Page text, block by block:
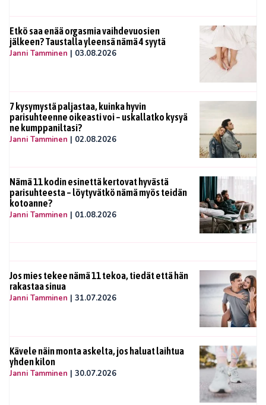
Etkö saa enää orgasmia vaihdevuosien
jälkeen? Taustalla yleensä nämä 4 syytä
Janni Tamminen | 03.08.2026
7 kysymystä paljastaa, kuinka hyvin
parisuhteenne oikeasti voi – uskallatko kysyä
ne kumppaniltasi?
Janni Tamminen | 02.08.2026
Nämä 11 kodin esinettä kertovat hyvästä
parisuhteesta – löytyvätkö nämä myös teidän
kotoanne?
Janni Tamminen | 01.08.2026
Jos mies tekee nämä 11 tekoa, tiedät että hän
rakastaa sinua
Janni Tamminen | 31.07.2026
Kävele näin monta askelta, jos haluat laihtua
yhden kilon
Janni Tamminen | 30.07.2026